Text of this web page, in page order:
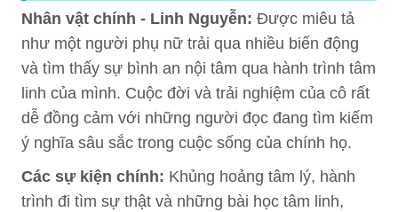
Nhân vật chính - Linh Nguyễn: Được miêu tả
như một người phụ nữ trải qua nhiều biến động
và tìm thấy sự bình an nội tâm qua hành trình tâm
linh của mình. Cuộc đời và trải nghiệm của cô rất
dễ đồng cảm với những người đọc đang tìm kiếm
ý nghĩa sâu sắc trong cuộc sống của chính họ.
Các sự kiện chính: Khủng hoảng tâm lý, hành
trình đi tìm sự thật và những bài học tâm linh,